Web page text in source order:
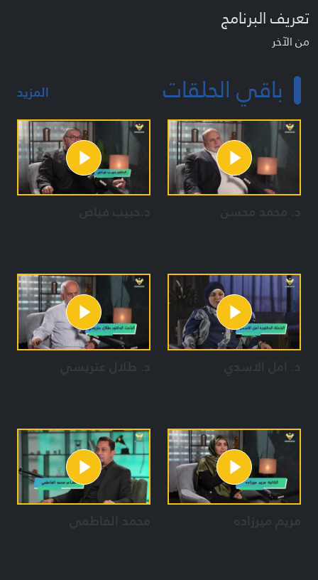
تعريف البرنامج
من الآخر
باقي الحلقات المزيد
د. محمد محسن د.حبيب فياض
د. امل الاسدي د. طلال عتريسي
مريم ميرزاده محمد الفاطمي